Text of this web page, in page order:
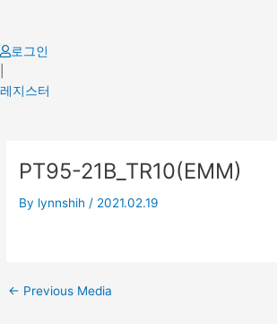
content
로그인
레지스터
PT95-21B_TR10(EMM)
By lynnshih / 2021.02.19
navigation
← Previous Media